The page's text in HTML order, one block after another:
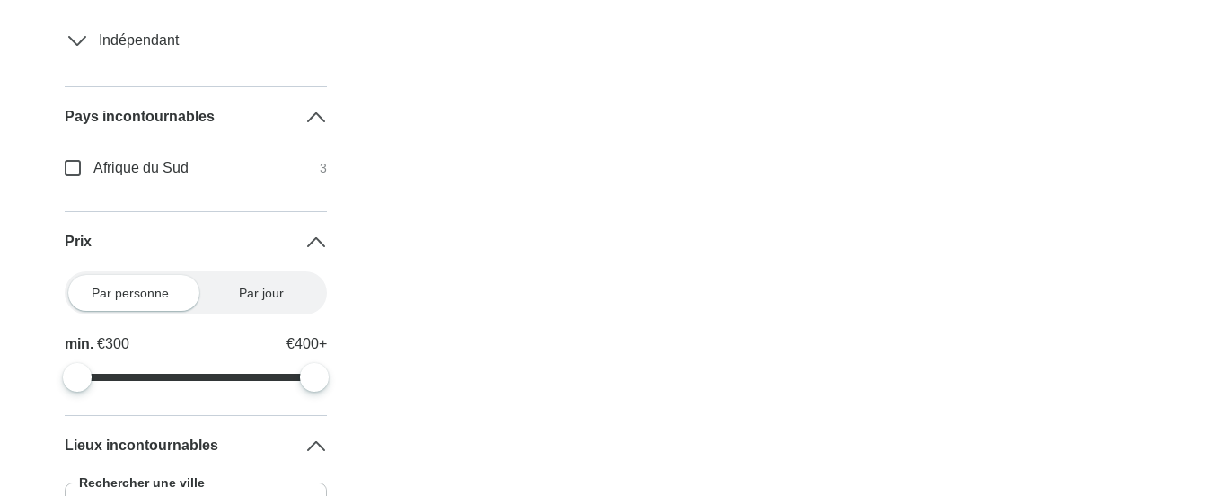
Indépendant
Pays incontournables
Afrique du Sud 3
Prix
Par personne Par jour
min.€300 €400+
Lieux incontournables
Rechercher une ville